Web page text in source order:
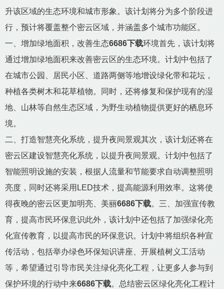
升该区域的生态环境和城市形象。该计划将分为多个阶段进
行，预计将覆盖整个密云区域，并涵盖多个城市功能区。
一、增加绿地面积，改善生态6686下载环境首先，该计划将
通过增加绿地面积来改善密云区的生态环境。计划中包括了
在城市公园、居民小区、道路两侧等地增设绿化带和花坛，
种植各类树木和花草植物。同时，还将修复和保护现有的湿
地、山林等自然生态区域，为野生动植物提供更好的栖息环
境。
二、打造智慧亮化系统，提升夜间景观其次，该计划还将在
密云区建设智慧亮化系统，以提升夜间景观。计划中包括了
智能照明设施的安装，根据人流量和节能要求自动调整照明
亮度，同时还将采用LED技术，提高能源利用效率。这将使
得夜晚的密云区更加明亮、美丽6686下载。三、加强宣传教
育，提高市民环保意识此外，该计划中还包括了加强绿化亮
化宣传教育，以提高市民的环保意识。计划中将组织各种宣
传活动，包括举办绿色环保知识讲座、开展植树义工活动
等，希望通过引导市民关注绿化亮化工程，让更多人参与到
保护环境的行动中来6686下载。总结密云区绿化亮化工程计